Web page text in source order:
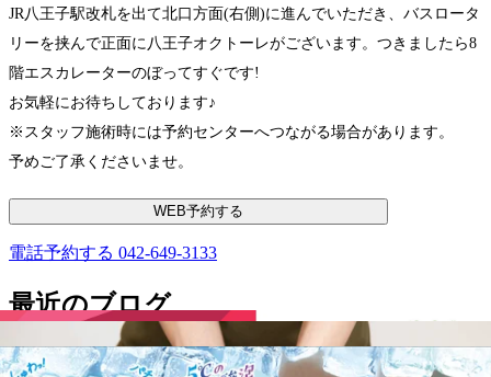
JR八王子駅改札を出て北口方面(右側)に進んでいただき、バスロータ
リーを挟んで正面に八王子オクトーレがございます。つきましたら8
階エスカレーターのぼってすぐです!
お気軽にお待ちしております♪
※スタッフ施術時には予約センターへつながる場合があります。
予めご了承くださいませ。
WEB予約する
電話予約する 042-649-3133
最近のブログ
日頃のお疲れスッキリしませんか。